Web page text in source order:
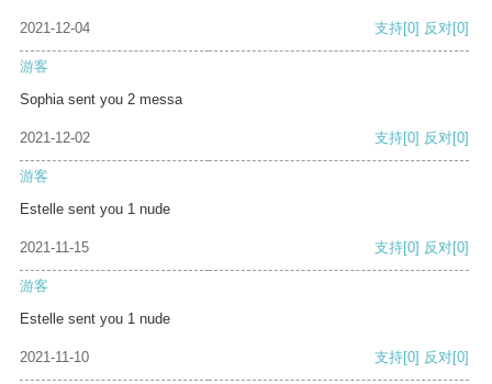
2021-12-04 支持[0] 反对[0]
游客
Sophia sent you 2 messa
2021-12-02 支持[0] 反对[0]
游客
Estelle sent you 1 nude
2021-11-15 支持[0] 反对[0]
游客
Estelle sent you 1 nude
2021-11-10 支持[0] 反对[0]